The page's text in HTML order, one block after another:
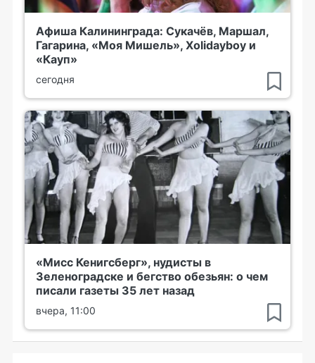
Афиша Калининграда: Сукачёв, Маршал,
Гагарина, «Моя Мишель», Xolidayboy и
«Кауп»
сегодня
«Мисс Кенигсберг», нудисты в
Зеленоградске и бегство обезьян: о чем
писали газеты 35 лет назад
вчера, 11:00